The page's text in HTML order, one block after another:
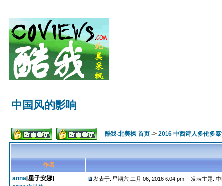
中国风的影响
酷我-北美枫 首页 -> 2016 中西诗人多伦多
作者
anna[星子安娜]
发表于: 星期六 二月 06, 2016 6:04 pm 发表主题: 中